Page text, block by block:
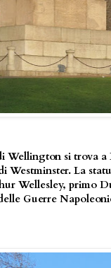
Wellington si trova
Westminster. La
Wellesley, primo
Guerre